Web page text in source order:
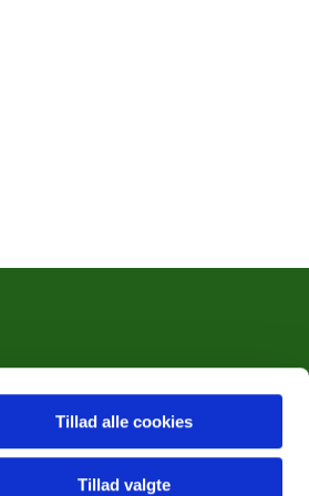
Tillad alle cookies
Tillad valgte